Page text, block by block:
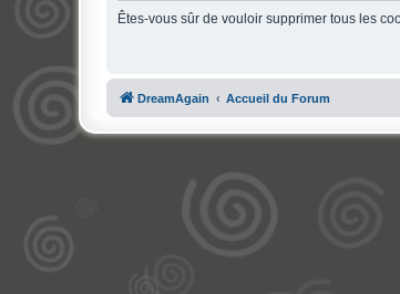
Êtes-vous sûr de vouloir supprimer tous les
DreamAgain Accueil du Forum